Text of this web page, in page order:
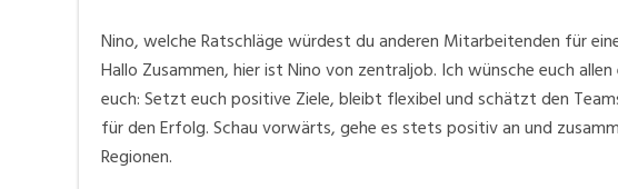
Nino, welche Ratschläge würdest du anderen Mitarbeitenden für
Hallo Zusammen, hier ist Nino von zentraljob. Ich wünsche euch
euch: Setzt euch positive Ziele, bleibt flexibel und schätzt den
für den Erfolg. Schau vorwärts, gehe es stets positiv an und
Regionen.